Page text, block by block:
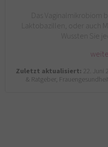
Das Vaginalmikrobiom
Laktobazillen, oder auch
Wussten Sie
Zuletzt aktualisiert: 22. Juni
& Ratgeber,